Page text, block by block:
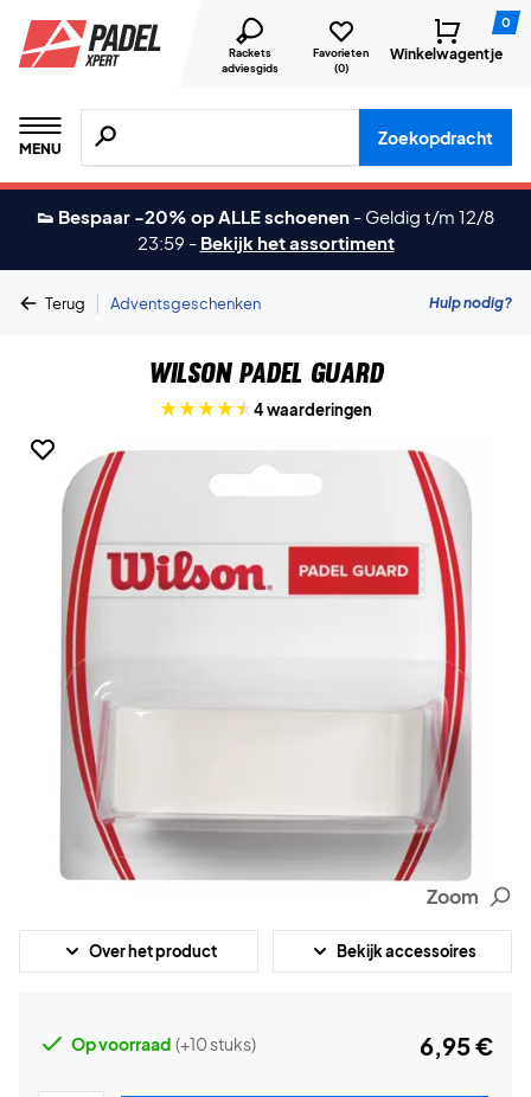
Rackets
adviesgids
Favorieten
(0)
0
Winkelwagentje
MENU
Zoeken naar producten, merken etc.
Zoekopdracht
👟 Bespaar -20% op ALLE schoenen - Geldig t/m 12/8
23:59 - Bekijk het assortiment
Terug | Adventsgeschenken Hulp nodig?
Wilson Padel Guard
4 waarderingen
Zoom
Over het product Bekijk accessoires
Op voorraad (+10 stuks) 6,95 €